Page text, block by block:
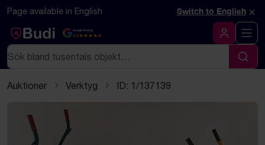
Hoppa till innehåll
Textbaserad (markdown) version av denna sida
Page available in English Switch to English ×
Google Rating
4.5
Logga in
Sök
Sök
Auktioner Verktyg ID: 1/137139